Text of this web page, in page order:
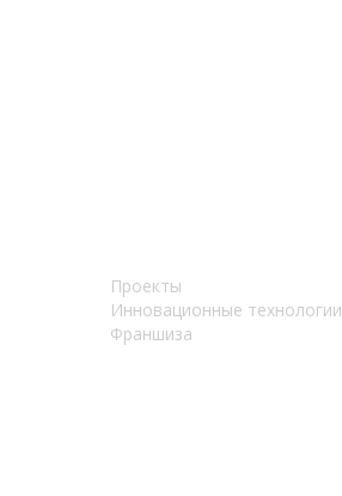
Проекты
Инновационные технологии
Франшиза